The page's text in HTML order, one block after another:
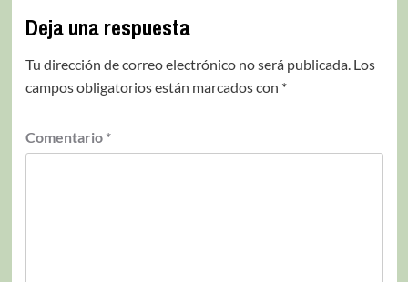
Deja una respuesta
Tu dirección de correo electrónico no será publicada. Los
campos obligatorios están marcados con *
Comentario *